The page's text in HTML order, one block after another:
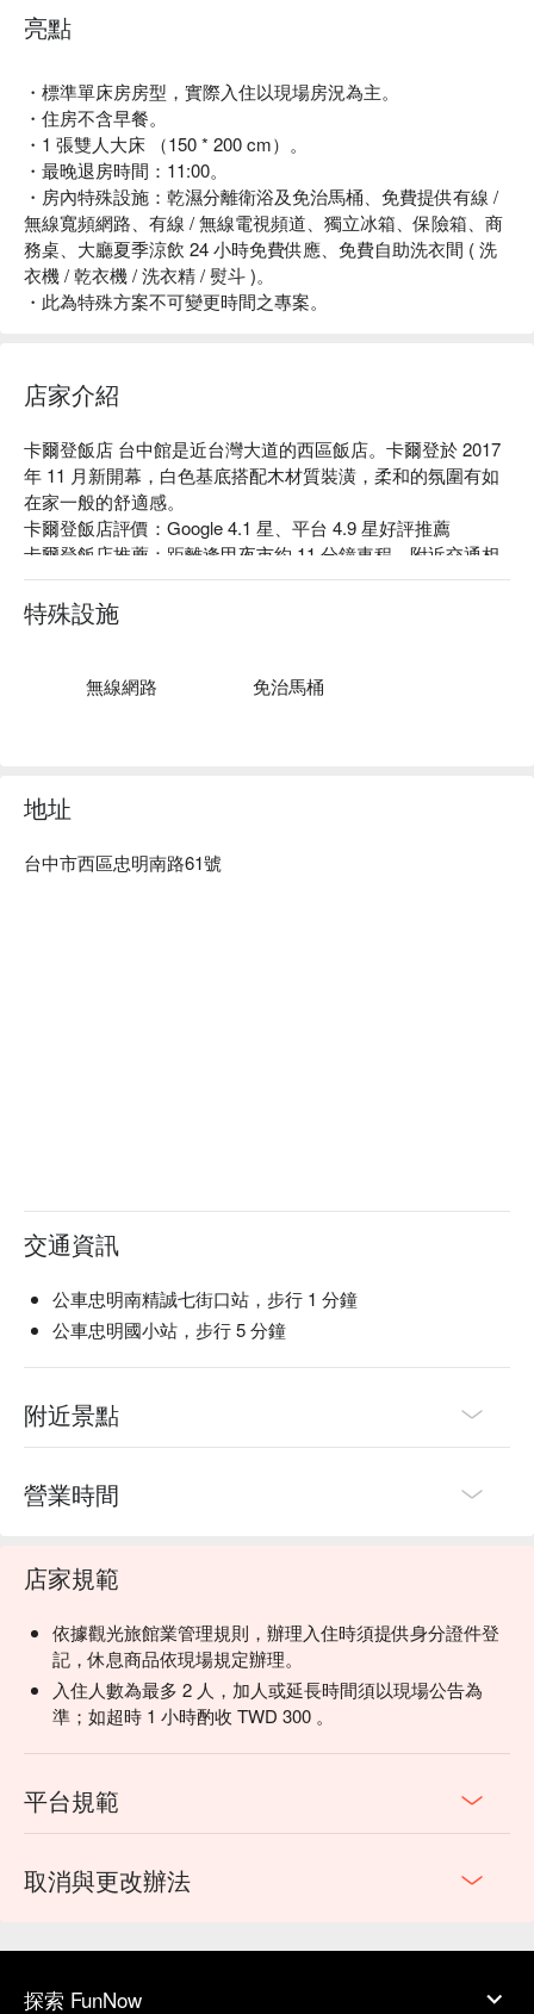
亮點
・標準單床房房型，實際入住以現場房況為主。
・住房不含早餐。
・1 張雙人大床 （150 * 200 cm）。
・最晚退房時間：11:00。
・房內特殊設施：乾濕分離衛浴及免治馬桶、免費提供有線 /
無線寬頻網路、有線 / 無線電視頻道、獨立冰箱、保險箱、商
務桌、大廳夏季涼飲 24 小時免費供應、免費自助洗衣間 ( 洗
衣機 / 乾衣機 / 洗衣精 / 熨斗 )。
・此為特殊方案不可變更時間之專案。
店家介紹
卡爾登飯店 台中館是近台灣大道的西區飯店。卡爾登於 2017
年 11 月新開幕，白色基底搭配木材質裝潢，柔和的氛圍有如
在家一般的舒適感。
卡爾登飯店評價：Google 4.1 星、平台 4.9 星好評推薦
卡爾登飯店推薦：距離逢甲夜市約 11 分鐘車程，附近交通相
當便利。
卡爾登飯店 台中館優惠、卡爾登飯店 台中館住宿方案、卡爾
登飯店 台中館休息方案立刻查看⬇︎
特殊設施
無線網路 免治馬桶
地址
台中市西區忠明南路61號
交通資訊
公車忠明南精誠七街口站，步行 1 分鐘
公車忠明國小站，步行 5 分鐘
附近景點
營業時間
店家規範
依據觀光旅館業管理規則，辦理入住時須提供身分證件登
記，休息商品依現場規定辦理。
入住人數為最多 2 人，加人或延長時間須以現場公告為
準；如超時 1 小時酌收 TWD 300 。
平台規範
取消與更改辦法
探索 FunNow